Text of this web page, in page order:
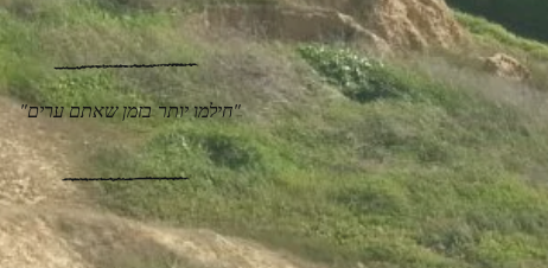
"חילמו יותר בזמן שאתם ערים"